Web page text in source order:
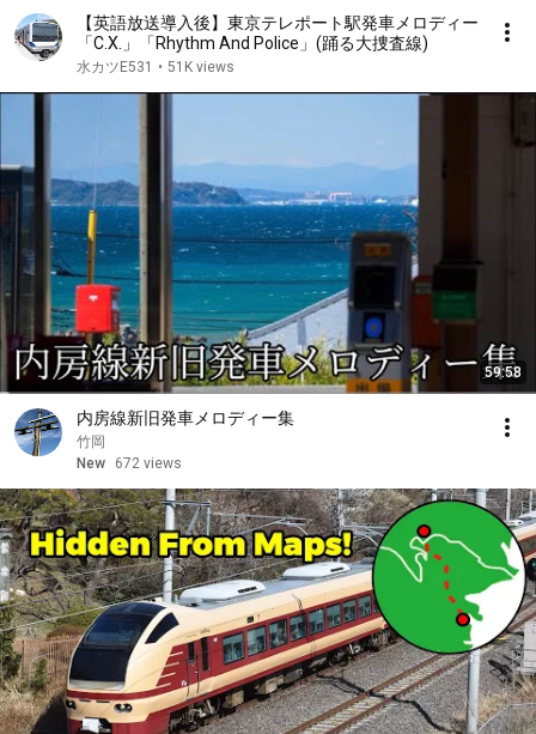
【英語放送導入後】東京テレポート駅発車メロディー
「C.X.」「Rhythm And Police」(踊る大捜査線)
水カツE531 • 51K views
59:58
内房線新旧発車メロディー集
竹岡
New
672 views